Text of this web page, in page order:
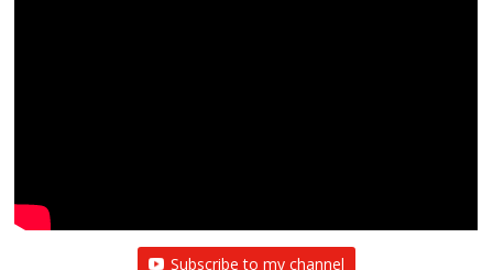
Subscribe to my channel